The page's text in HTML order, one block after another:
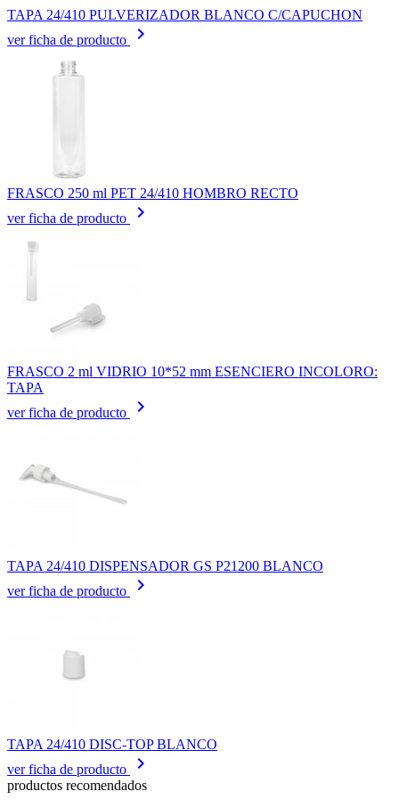
TAPA 24/410 PULVERIZADOR BLANCO C/CAPUCHON
ver ficha de producto
keyboard_arrow_right
FRASCO 250 ml PET 24/410 HOMBRO RECTO
ver ficha de producto
keyboard_arrow_right
FRASCO 2 ml VIDRIO 10*52 mm ESENCIERO INCOLORO:
TAPA
ver ficha de producto
keyboard_arrow_right
TAPA 24/410 DISPENSADOR GS P21200 BLANCO
ver ficha de producto
keyboard_arrow_right
TAPA 24/410 DISC-TOP BLANCO
ver ficha de producto
keyboard_arrow_right
productos recomendados